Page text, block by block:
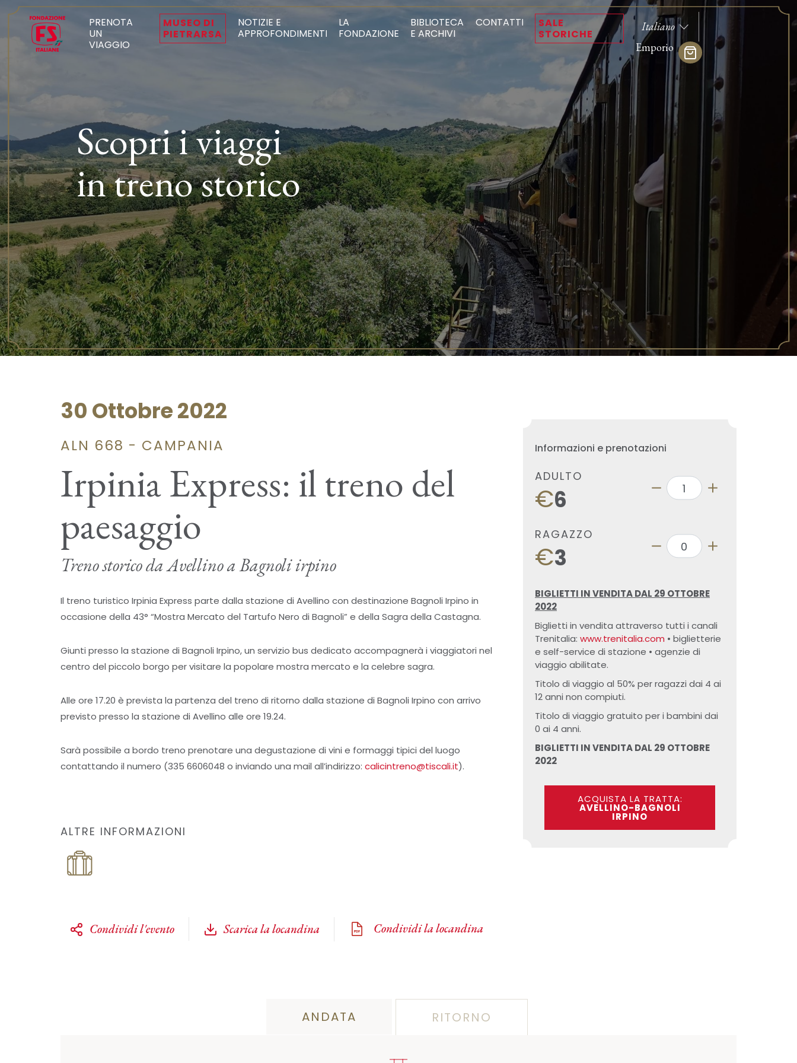
PRENOTA
UN
VIAGGIO
MUSEO DI
PIETRARSA
NOTIZIE E
APPROFONDIMENTI
LA
FONDAZIONE
BIBLIOTECA
E ARCHIVI
CONTATTI
SALE
STORICHE
Emporio
Scopri i viaggi
in treno storico
30 Ottobre 2022
ALN 668 - CAMPANIA
Irpinia Express: il treno del
paesaggio
Treno storico da Avellino a Bagnoli irpino
Il treno turistico Irpinia Express parte dalla stazione di Avellino con destinazione Bagnoli Irpino in
occasione della 43° “Mostra Mercato del Tartufo Nero di Bagnoli” e della Sagra della Castagna.
Giunti presso la stazione di Bagnoli Irpino, un servizio bus dedicato accompagnerà i viaggiatori nel
centro del piccolo borgo per visitare la popolare mostra mercato e la celebre sagra.
Alle ore 17.20 è prevista la partenza del treno di ritorno dalla stazione di Bagnoli Irpino con arrivo
previsto presso la stazione di Avellino alle ore 19.24.
Sarà possibile a bordo treno prenotare una degustazione di vini e formaggi tipici del luogo
contattando il numero (335 6606048 o inviando una mail all’indirizzo: calicintreno@tiscali.it).
ALTRE INFORMAZIONI
Condividi l'evento Scarica la locandina Condividi la locandina
Informazioni e prenotazioni
ADULTO
€6
RAGAZZO
€3
BIGLIETTI IN VENDITA DAL 29 OTTOBRE
2022
Biglietti in vendita attraverso tutti i canali
Trenitalia: www.trenitalia.com • biglietterie
e self-service di stazione • agenzie di
viaggio abilitate.
Titolo di viaggio al 50% per ragazzi dai 4 ai
12 anni non compiuti.
Titolo di viaggio gratuito per i bambini dai
0 ai 4 anni.
BIGLIETTI IN VENDITA DAL 29 OTTOBRE
2022
ACQUISTA LA TRATTA:
AVELLINO-BAGNOLI
IRPINO
ANDATA RITORNO